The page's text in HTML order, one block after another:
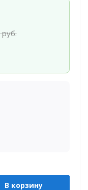
руб.
В корзину